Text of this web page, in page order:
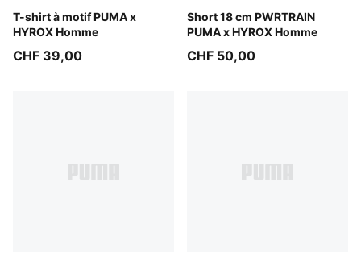
T-shirt à motif PUMA x
HYROX Homme
Mouse Gray
CHF 39,00
Short 18 cm PWRTRAIN
PUMA x HYROX Homme
Herb Garden
CHF 50,00